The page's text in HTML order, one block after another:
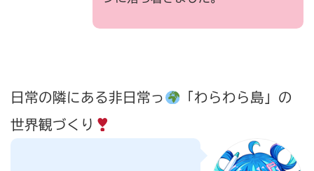
日常の隣にある非日常っ 「わらわら島」の
世界観づくり